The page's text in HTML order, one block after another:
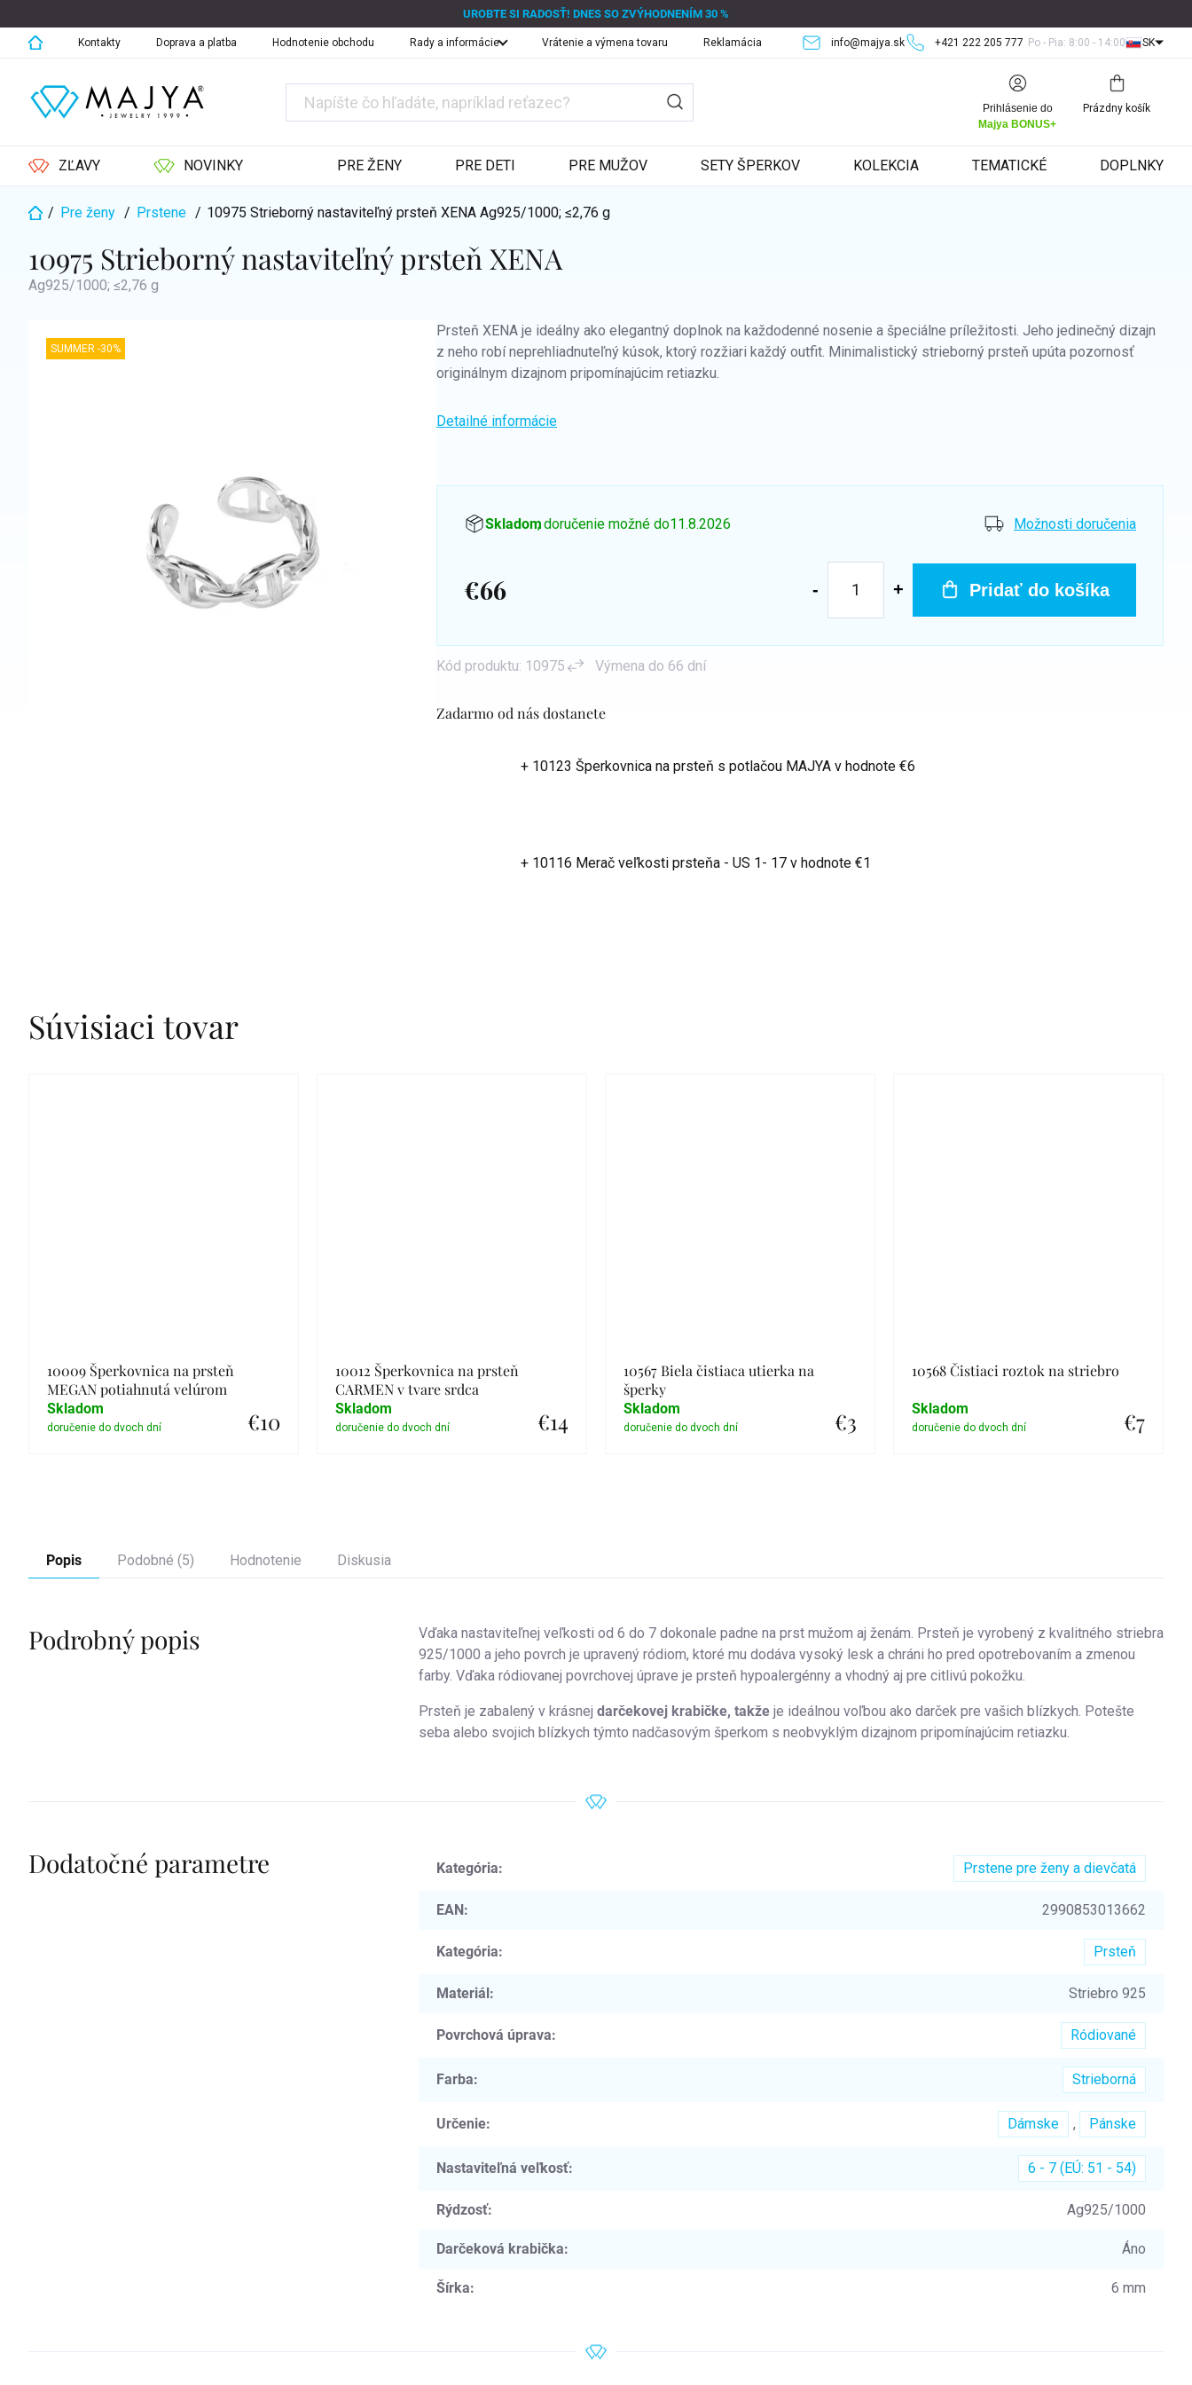
na
obsah
UROBTE SI RADOSŤ! DNES SO ZVÝHODNENÍM 30 %
+421 222 205 777 Po - Pia: 8:00 - 14:00
info@majya.sk
Kontakty Doprava a platba Hodnotenie obchodu Rady a informácie Vrátenie a výmena tovaru Reklamácia SK
Prihlásenie do
Majya BONUS+
Nákupný
košík
Prázdny košík
ZĽAVY NOVINKY PRE ŽENY PRE DETI PRE MUŽOV SETY ŠPERKOV KOLEKCIA TEMATICKÉ DOPLNKY
Domov
/ Pre ženy / Prstene / 10975 Strieborný nastaviteľný prsteň XENAAg925/1000; ≤2,76 g
10975 Strieborný nastaviteľný prsteň XENA
Ag925/1000; ≤2,76 g
SUMMER -30%
Zadarmo od nás dostanete
+ 10123 Šperkovnica na prsteň s potlačou MAJYA v hodnote €6
+ 10116 Merač veľkosti prsteňa - US 1- 17 v hodnote €1
Prsteň XENA je ideálny ako elegantný doplnok na každodenné nosenie a špeciálne príležitosti. Jeho jedinečný dizajn
z neho robí neprehliadnuteľný kúsok, ktorý rozžiari každý outfit. Minimalistický strieborný prsteň upúta pozornosť
originálnym dizajnom pripomínajúcim retiazku.
Detailné informácie
Skladom, doručenie možné do11.8.2026 Možnosti doručenia
€66 Pridať do košíka
Kód produktu: 10975 Výmena do 66 dní
Súvisiaci tovar
10009 Šperkovnica na prsteň
MEGAN potiahnutá velúrom
€10
Skladom
10012 Šperkovnica na prsteň
CARMEN v tvare srdca
€14
Skladom
10567 Biela čistiaca utierka na
šperky
€3
Skladom
10568 Čistiaci roztok na striebro
€7
Skladom
Popis Podobné (5) Hodnotenie Diskusia
Podrobný popis
Vďaka nastaviteľnej veľkosti od 6 do 7 dokonale padne na prst mužom aj ženám. Prsteň je vyrobený z kvalitného striebra
925/1000 a jeho povrch je upravený ródiom, ktoré mu dodáva vysoký lesk a chráni ho pred opotrebovaním a zmenou
farby. Vďaka ródiovanej povrchovej úprave je prsteň hypoalergénny a vhodný aj pre citlivú pokožku.
Prsteň je zabalený v krásnej darčekovej krabičke, takže je ideálnou voľbou ako darček pre vašich blízkych. Potešte
seba alebo svojich blízkych týmto nadčasovým šperkom s neobvyklým dizajnom pripomínajúcim retiazku.
Dodatočné parametre Kategória: Prstene pre ženy a dievčatá
EAN: 2990853013662
Kategória: Prsteň
Materiál: Striebro 925
Povrchová úprava: Ródiované
Farba: Strieborná
Určenie: Dámske , Pánske
Nastaviteľná veľkosť: 6 - 7 (EÚ: 51 - 54)
Rýdzosť: Ag925/1000
Darčeková krabička: Áno
Šírka: 6 mm